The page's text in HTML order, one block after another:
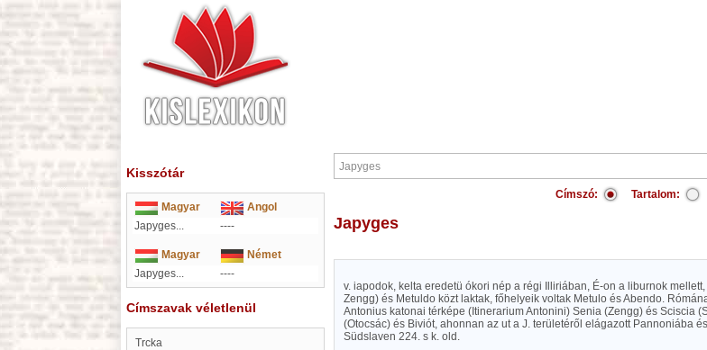
Kisszótár
Magyar
Angol
Japyges...
----
Magyar
Német
Japyges...
----
Címszavak véletlenül
Trcka
Címszó: Tartalom:
Japyges
v. iapodok, kelta eredetü ókori nép a régi Illiriában, É-on a liburnok
Zengg) és Metuldo közt laktak, főhelyeik voltak Metulo és Abendo.
Antonius katonai térképe (Itinerarium Antonini) Senia (Zengg) és Sciscia
(Otocsác) és Biviót, ahonnan az ut a J. területéről elágazott Pannoniába
Südslaven 224. s k. old.